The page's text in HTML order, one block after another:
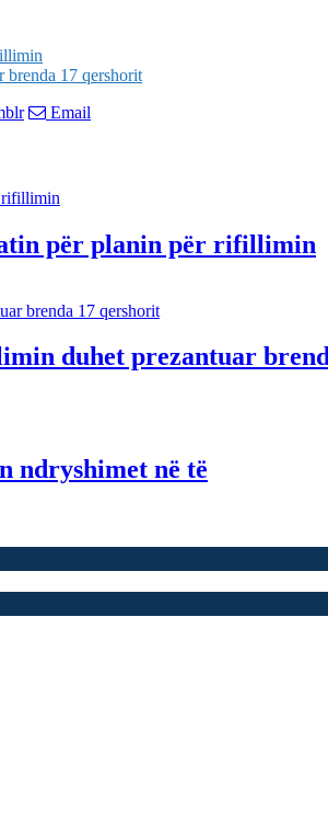
17 qershorit
Email
për planin për rifillimin
duhet prezantuar
ndryshimet në të